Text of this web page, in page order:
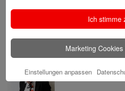
Rahel Neufeld
Ich stimme
Marketing
Einstellungen anpassen